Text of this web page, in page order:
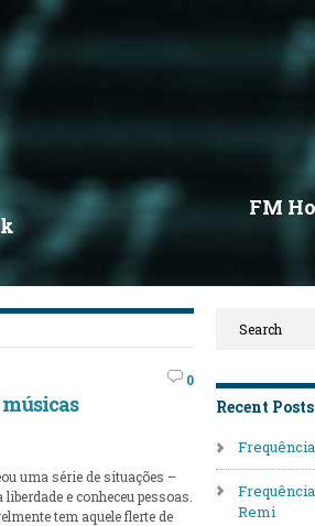
FM
músicas
0
uma série de situações –
e conheceu pessoas.
tem aquele flerte de
Recent Posts
Remi